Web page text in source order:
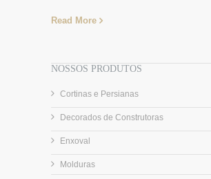
Read More
NOSSOS PRODUTOS
Cortinas e Persianas
Decorados de Construtoras
Enxoval
Molduras